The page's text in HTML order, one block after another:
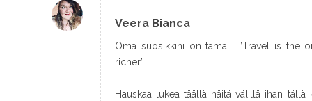
Veera Bianca
Oma suosikkini on tämä ; ”Travel is the
richer”
Hauskaa lukea täällä näitä välillä ihan